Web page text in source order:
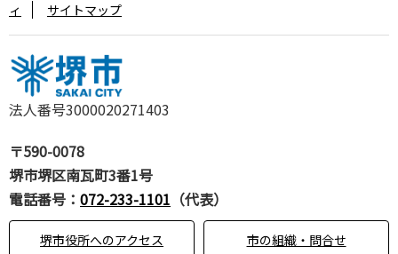
法人番号3000020271403
〒590-0078
堺市堺区南瓦町3番1号
電話番号： 072-233-1101 （代表）
堺市役所へのアクセス 市の組織・問合せ
ィ
サイトマップ